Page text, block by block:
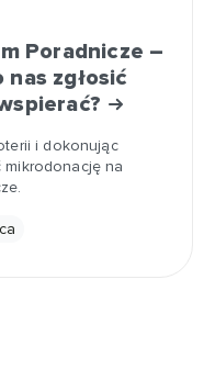
Poradnicze –
zgłosić
i dokonując
mikrodonację na